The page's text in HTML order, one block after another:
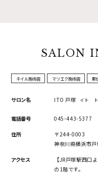
SALON
ネイル施術店 マツエク施術店 駅
サロン名 ITO 戸塚 イト
電話番号 045-443-5377
住所
〒244-0003
神奈川県横浜市
アクセス
【JR戸塚駅西口
の1階です。